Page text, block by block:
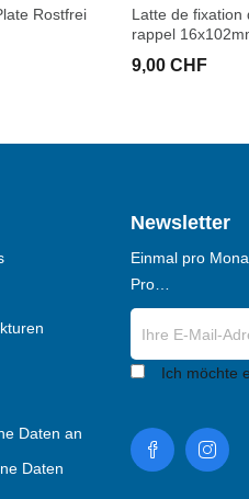
Rostfrei
Latte de fixation
rappel
9,00 CHF
Daten an
Daten
Newsletter
Einmal pro
Pro…
Ich möchte